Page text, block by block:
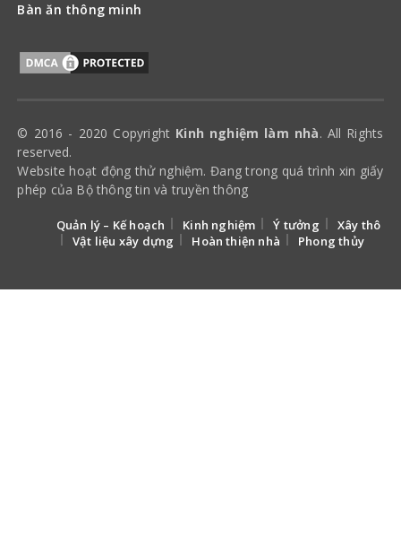
Bàn ăn thông minh
© 2016 - 2020 Copyright Kinh nghiệm làm nhà. All Rights
reserved.
Website hoạt động thử nghiệm. Đang trong quá trình xin giấy
phép của Bộ thông tin và truyền thông
Quản lý – Kế hoạch Kinh nghiệm Ý tưởng
Xây thô
Vật liệu xây dựng
Hoàn thiện nhà Phong thủy